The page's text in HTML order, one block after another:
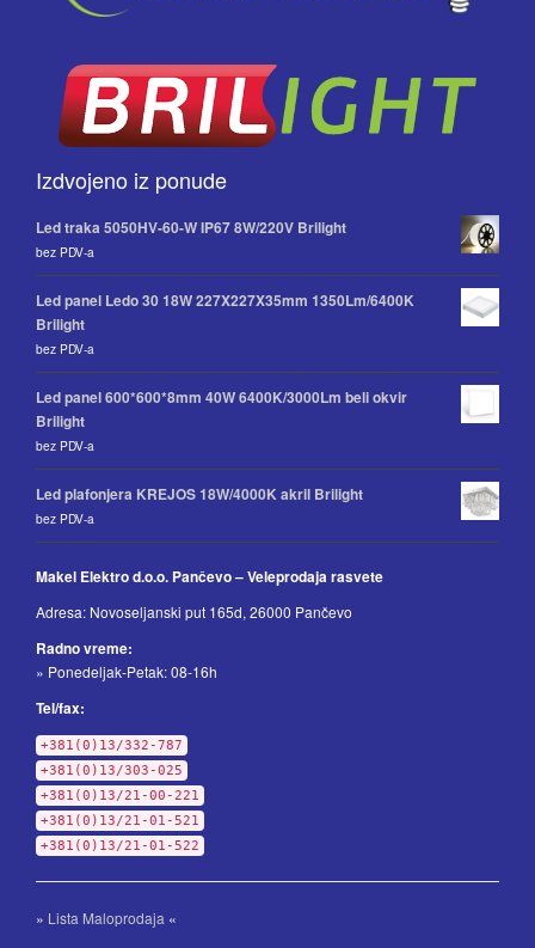
Izdvojeno iz ponude
Led traka 5050HV-60-W IP67 8W/220V Brilight
bez PDV-a
Led panel Ledo 30 18W 227X227X35mm 1350Lm/6400K
Brilight
bez PDV-a
Led panel 600*600*8mm 40W 6400K/3000Lm beli okvir
Brilight
bez PDV-a
Led plafonjera KREJOS 18W/4000K akril Brilight
bez PDV-a
Makel Elektro d.o.o. Pančevo – Veleprodaja rasvete
Adresa: Novoseljanski put 165d, 26000 Pančevo
Radno vreme:
» Ponedeljak-Petak: 08-16h
Tel/fax:
+381(0)13/332-787
+381(0)13/303-025
+381(0)13/21-00-221
+381(0)13/21-01-521
+381(0)13/21-01-522
» Lista Maloprodaja «